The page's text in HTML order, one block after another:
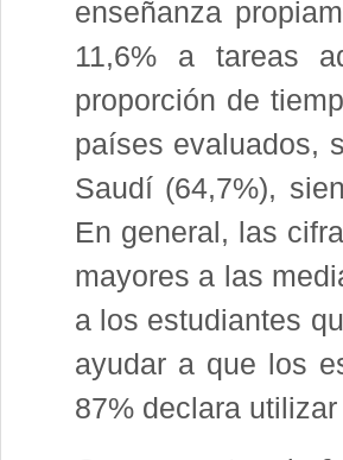
enseñanza
11,6% a tareas
proporción de
países evaluados,
Saudí (64,7%),
En general, las
mayores a las
a los estudiantes
ayudar a que los
87% declara